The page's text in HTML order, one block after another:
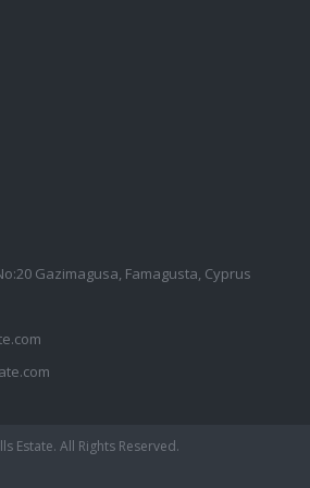
Gazimagusa, Famagusta, Cyprus
Estate. All Rights Reserved.